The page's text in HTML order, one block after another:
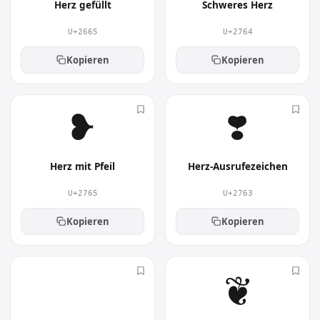
verwendet?
Du findest Herz offen häufig in
Liebesbotschaften, Grußkarten, Social-Media-
Posts und Profilen. Als kompaktes Symbol spart
und Dokumenten mehr Persönlichkeit.
Herz gefüllt
U+2665
Kopieren
Schweres Herz
U+2764
Kopieren
❥︎
Herz mit Pfeil
U+2765
Kopieren
❣︎
Herz-Ausrufezeichen
U+2763
Kopieren
❦︎